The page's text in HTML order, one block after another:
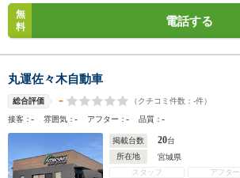
無
料
電話する
丸運佐々木自動車
総合評価 - （クチコミ件数： -件）
接客：- 雰囲気：- アフター：- 品質：-
掲載台数 20台
所在地
宮城県
スタッフ
アフター